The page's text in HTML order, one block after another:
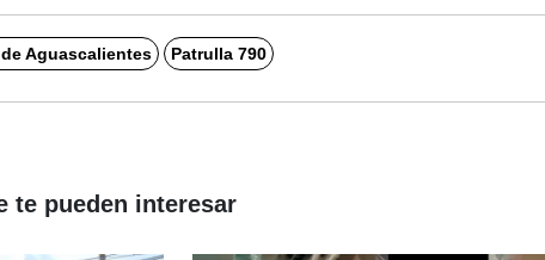
de Aguascalientes Patrulla 790
te pueden interesar